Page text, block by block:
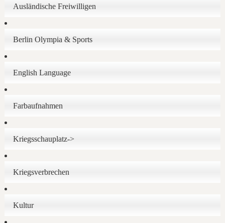
Ausländische Freiwilligen
Berlin Olympia & Sports
English Language
Farbaufnahmen
Kriegsschauplatz->
Kriegsverbrechen
Kultur